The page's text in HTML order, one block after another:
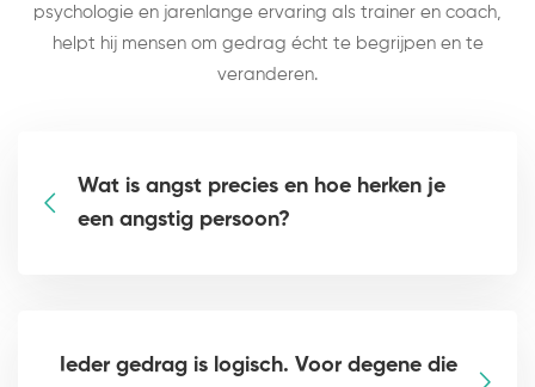
psychologie en jarenlange ervaring als trainer en coach,
helpt hij mensen om gedrag écht te begrijpen en te
veranderen.
Wat is angst precies en hoe herken je
een angstig persoon?
Ieder gedrag is logisch. Voor degene die